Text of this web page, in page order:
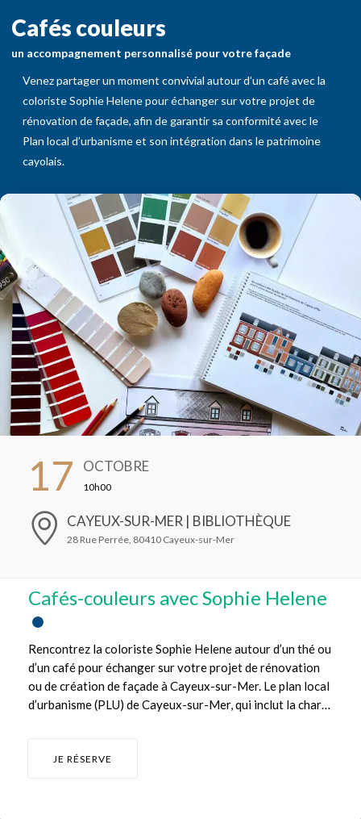
Cafés couleurs
un accompagnement personnalisé pour votre façade
Venez partager un moment convivial autour d’un café avec la
coloriste Sophie Helene pour échanger sur votre projet de
rénovation de façade, afin de garantir sa conformité avec le
Plan local d’urbanisme et son intégration dans le patrimoine
cayolais.
17 OCTOBRE
10h00
CAYEUX-SUR-MER | BIBLIOTHÈQUE
28 Rue Perrée, 80410 Cayeux-sur-Mer
Cafés-couleurs avec Sophie Helene
Rencontrez la coloriste Sophie Helene autour d’un thé ou
d’un café pour échanger sur votre projet de rénovation
ou de création de façade à Cayeux-sur-Mer. Le plan local
d’urbanisme (PLU) de Cayeux-sur-Mer, qui inclut la charte
façade doit être conforme à la charte chromatique et
JE RÉSERVE